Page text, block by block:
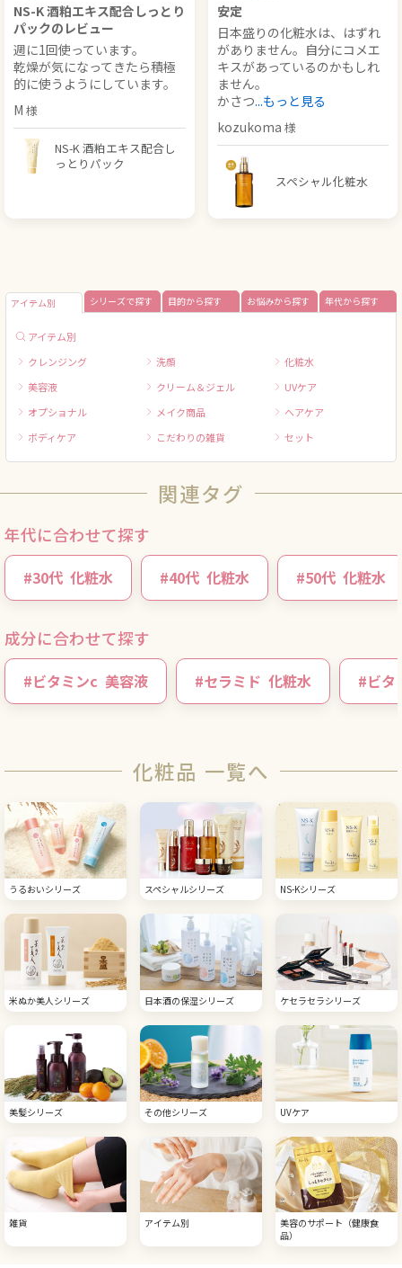
NS-K 酒粕エキス配合しっとり
パックのレビュー
週に1回使っています。
乾燥が気になってきたら積極
的に使うようにしています。
M
NS-K 酒粕エキス配合し
っとりパック
安定
日本盛りの化粧水は、はずれ
がありません。自分にコメエ
キスがあっているのかもしれ
ません。
かさつ...もっと見る
kozukoma
スペシャル化粧水
アイテム別 シリーズで探す 目的から探す お悩みから探す 年代から探す
アイテム別
クレンジング
洗顔
化粧水
美容液
クリーム＆ジェル
UVケア
オプショナル
メイク商品
ヘアケア
ボディケア
こだわりの雑貨 セット
関連タグ
年代に合わせて探す
#30代 化粧水 #40代 化粧水 #50代 化粧水
成分に合わせて探す
#ビタミンc 美容液 #セラミド 化粧水 #ビタ
化粧品 一覧へ
うるおいシリーズ スペシャルシリーズ NS-Kシリーズ
米ぬか美人シリーズ 日本酒の保湿シリーズ ケセラセラシリーズ
美髪シリーズ その他シリーズ UVケア
雑貨 アイテム別
美容のサポート（健康食
品）